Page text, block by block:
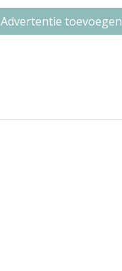
Advertentie toevoegen